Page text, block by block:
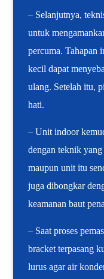
– Selanjutnya,
untuk
percuma. Tahapan
kecil dapat
ulang. Setelah itu,
hati.
– Unit indoor
dengan teknik
maupun unit itu
juga dibongkar
keamanan baut
– Saat proses
bracket terpasang
lurus agar air